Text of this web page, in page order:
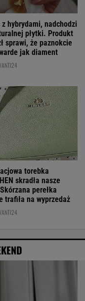
z hybrydami, nadchodzi
płytki. Produkt
sprawi, że paznokcie
jak diament
torebka
skradła nasze
trafiła na wyprzedaż